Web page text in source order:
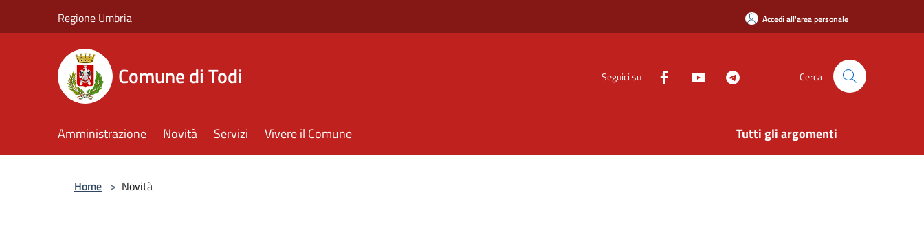
Regione Umbria Accedi all'area personale
Comune di Todi Seguici su Cerca
Amministrazione Novità Servizi Vivere il Comune Tutti gli argomenti
Home > Novità